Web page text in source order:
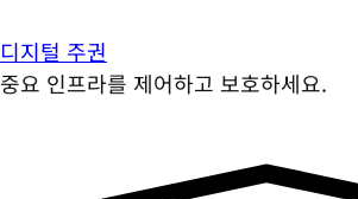
디지털 주권
중요 인프라를 제어하고 보호하세요.